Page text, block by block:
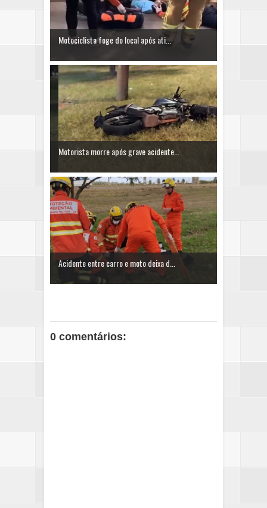
Motociclista foge do local após ati...
Motorista morre após grave acidente...
Acidente entre carro e moto deixa d...
0 comentários: